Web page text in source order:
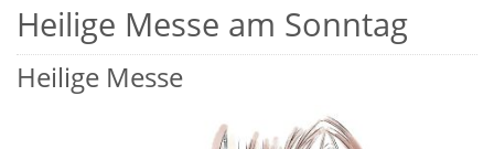
Heilige Messe am Sonntag
Heilige Messe